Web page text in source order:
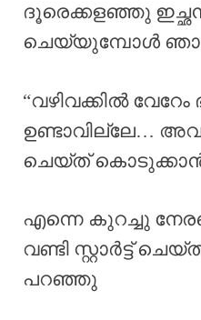
ദൂരെക്കളഞ്ഞു ഇച്ഛൻ
ചെയ്യുമ്പോൾ
“വഴിവക്കിൽ വേറേം
ഉണ്ടാവില്ലേ…
ചെയ്ത് കൊടുക്കാൻ
എന്നെ കുറച്ചു
വണ്ടി സ്റ്റാർട്ട്‌
പറഞ്ഞു